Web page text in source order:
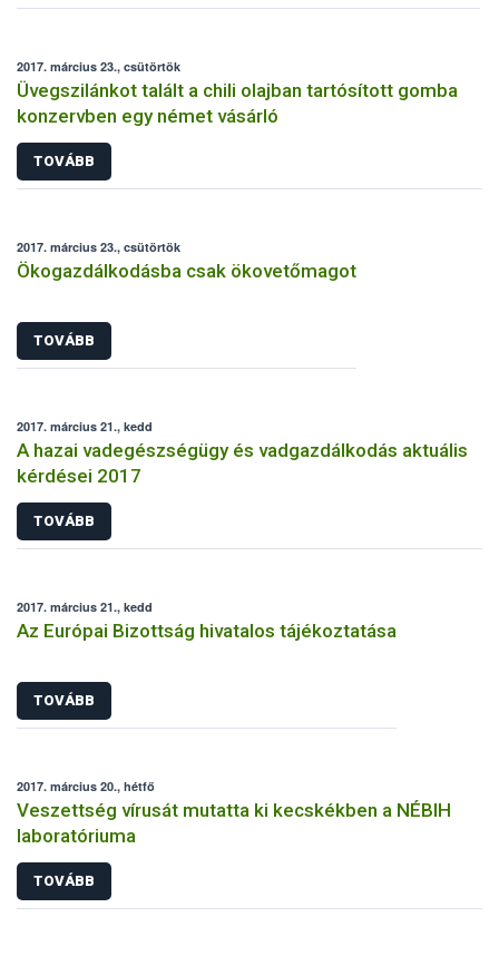
2017. március 23., csütörtök
Üvegszilánkot talált a chili olajban tartósított gomba
konzervben egy német vásárló
TOVÁBB
2017. március 23., csütörtök
Ökogazdálkodásba csak ökovetőmagot
TOVÁBB
2017. március 21., kedd
A hazai vadegészségügy és vadgazdálkodás aktuális
kérdései 2017
TOVÁBB
2017. március 21., kedd
Az Európai Bizottság hivatalos tájékoztatása
TOVÁBB
2017. március 20., hétfő
Veszettség vírusát mutatta ki kecskékben a NÉBIH
laboratóriuma
TOVÁBB